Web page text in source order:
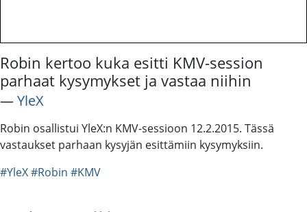
Robin kertoo kuka esitti KMV-session
parhaat kysymykset ja vastaa niihin
―YleX
Robin osallistui YleX:n KMV-sessioon 12.2.2015. Tässä
vastaukset parhaan kysyjän esittämiin kysymyksiin.
#YleX#Robin #KMV